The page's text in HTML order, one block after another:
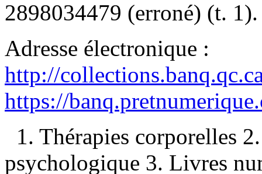
2898034479 (erroné) (t. 1).
Adresse électronique :
http://
https://
1. Thérapies corporelles
psychologique 3. Livres